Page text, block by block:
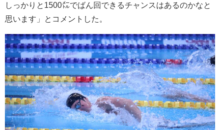
しっかりと1500㍍でばん回できるチャンスはあるのかなと
思います」とコメントした。